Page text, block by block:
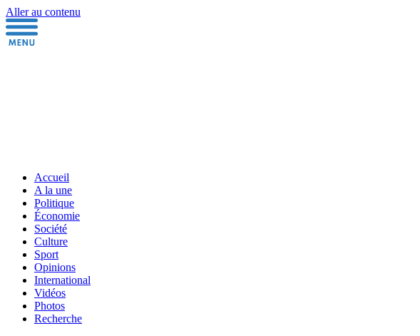
Aller au contenu
Accueil
A la une
Politique
Économie
Société
Culture
Sport
Opinions
International
Vidéos
Photos
Recherche